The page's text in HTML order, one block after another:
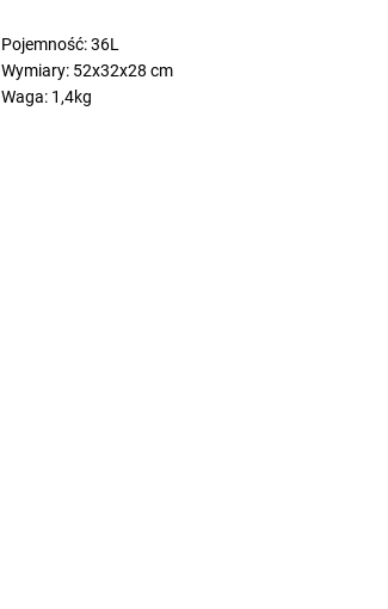
Pojemność: 36L
Wymiary: 52x32x28 cm
Waga: 1,4kg